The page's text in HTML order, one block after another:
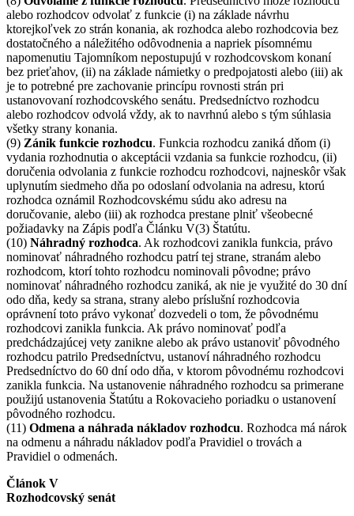
alebo rozhodcov odvolať z funkcie (i) na základe návrhu
ktorejkoľvek zo strán konania, ak rozhodca alebo rozhodcovia bez
dostatočného a náležitého odôvodnenia a napriek písomnému
napomenutiu Tajomníkom nepostupujú v rozhodcovskom konaní
bez prieťahov, (ii) na základe námietky o predpojatosti alebo (iii) ak
je to potrebné pre zachovanie princípu rovnosti strán pri
ustanovovaní rozhodcovského senátu. Predsedníctvo rozhodcu
alebo rozhodcov odvolá vždy, ak to navrhnú alebo s tým súhlasia
všetky strany konania.
(9) Zánik funkcie rozhodcu. Funkcia rozhodcu zaniká dňom (i)
vydania rozhodnutia o akceptácii vzdania sa funkcie rozhodcu, (ii)
doručenia odvolania z funkcie rozhodcu rozhodcovi, najneskôr však
uplynutím siedmeho dňa po odoslaní odvolania na adresu, ktorú
rozhodca oznámil Rozhodcovskému súdu ako adresu na
doručovanie, alebo (iii) ak rozhodca prestane plniť všeobecné
požiadavky na Zápis podľa Článku V(3) Štatútu.
(10) Náhradný rozhodca. Ak rozhodcovi zanikla funkcia, právo
nominovať náhradného rozhodcu patrí tej strane, stranám alebo
rozhodcom, ktorí tohto rozhodcu nominovali pôvodne; právo
nominovať náhradného rozhodcu zaniká, ak nie je využité do 30 dní
odo dňa, kedy sa strana, strany alebo príslušní rozhodcovia
oprávnení toto právo vykonať dozvedeli o tom, že pôvodnému
rozhodcovi zanikla funkcia. Ak právo nominovať podľa
predchádzajúcej vety zanikne alebo ak právo ustanoviť pôvodného
rozhodcu patrilo Predsedníctvu, ustanoví náhradného rozhodcu
Predsedníctvo do 60 dní odo dňa, v ktorom pôvodnému rozhodcovi
zanikla funkcia. Na ustanovenie náhradného rozhodcu sa primerane
použijú ustanovenia Štatútu a Rokovacieho poriadku o ustanovení
pôvodného rozhodcu.
(11) Odmena a náhrada nákladov rozhodcu. Rozhodca má nárok
na odmenu a náhradu nákladov podľa Pravidiel o trovách a
Pravidiel o odmenách.
Článok V
Rozhodcovský senát